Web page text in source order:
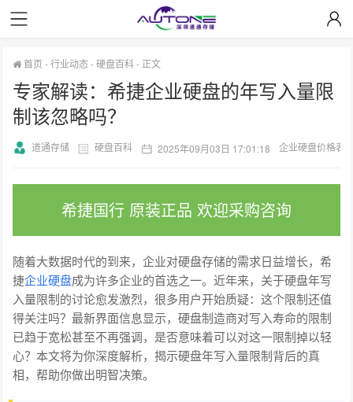
首页 -行业动态-硬盘百科- 正文
专家解读：希捷企业硬盘的年写入量限
制该忽略吗？
道通存储 硬盘百科 2025年09月03日 17:01:18 企业硬盘价格表
希捷国行 原装正品 欢迎采购咨询
随着大数据时代的到来，企业对硬盘存储的需求日益增长，希
捷企业硬盘成为许多企业的首选之一。近年来，关于硬盘年写
入量限制的讨论愈发激烈，很多用户开始质疑：这个限制还值
得关注吗？最新界面信息显示，硬盘制造商对写入寿命的限制
已趋于宽松甚至不再强调，是否意味着可以对这一限制掉以轻
心？本文将为你深度解析，揭示硬盘年写入量限制背后的真
相，帮助你做出明智决策。